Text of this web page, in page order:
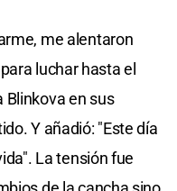
me alentaron
luchar hasta el
Blinkova en sus
Y añadió: "Este día
La tensión fue